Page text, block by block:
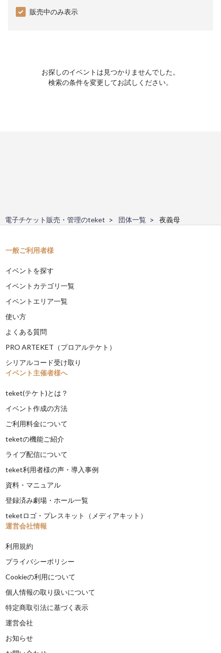
販売中のみ表示
お探しのイベントは見つかりませんでした。
検索の条件を変更してお試しください。
電子チケット販売・管理のteket 団体一覧 夜義母
一般ご利用者様
イベントを探す
イベントカテゴリ一覧
イベントエリア一覧
使い方
よくある質問
PRO ARTEKET（プロアルテケト）
シリアルコード受け取り
イベント主催者様へ
teket(テケト)とは？
イベント作成の方法
ご利用料金について
teketの機能ご紹介
ライブ配信について
teket利用者様の声・導入事例
資料・マニュアル
登録済み劇場・ホール一覧
teketロゴ・プレスキット（メディアキット）
運営会社情報
利用規約
プライバシーポリシー
Cookieの利用について
個人情報の取り扱いについて
特定商取引法に基づく表示
運営会社
お知らせ